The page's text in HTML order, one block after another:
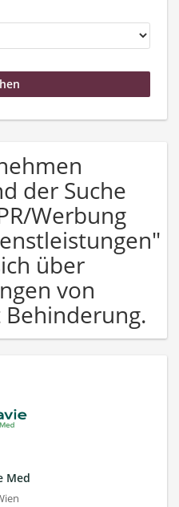
der Suche
Werbung
über
von
Med